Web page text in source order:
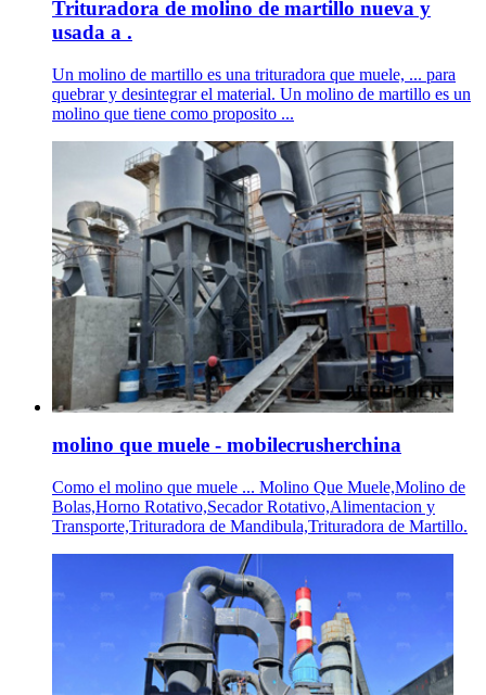
Trituradora de molino de martillo nueva y
usada a .
Un molino de martillo es una trituradora que muele, ... para
quebrar y desintegrar el material. Un molino de martillo es un
molino que tiene como proposito ...
molino que muele - mobilecrusherchina
Como el molino que muele ... Molino Que Muele,Molino de
Bolas,Horno Rotativo,Secador Rotativo,Alimentacion y
Transporte,Trituradora de Mandibula,Trituradora de Martillo.